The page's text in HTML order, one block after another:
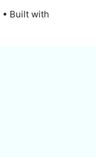
• Built with